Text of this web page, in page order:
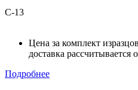
С-13
Цена за комплект
доставка рассчитывается
Подробнее